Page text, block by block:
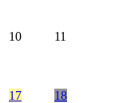
10 11
17 18